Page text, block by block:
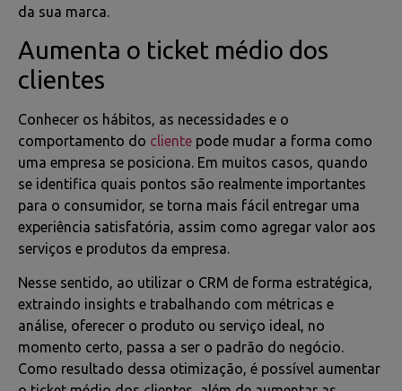
da sua marca.
Aumenta o ticket médio dos
clientes
Conhecer os hábitos, as necessidades e o
comportamento do cliente pode mudar a forma como
uma empresa se posiciona. Em muitos casos, quando
se identifica quais pontos são realmente importantes
para o consumidor, se torna mais fácil entregar uma
experiência satisfatória, assim como agregar valor aos
serviços e produtos da empresa.
Nesse sentido, ao utilizar o CRM de forma estratégica,
extraindo insights e trabalhando com métricas e
análise, oferecer o produto ou serviço ideal, no
momento certo, passa a ser o padrão do negócio.
Como resultado dessa otimização, é possível aumentar